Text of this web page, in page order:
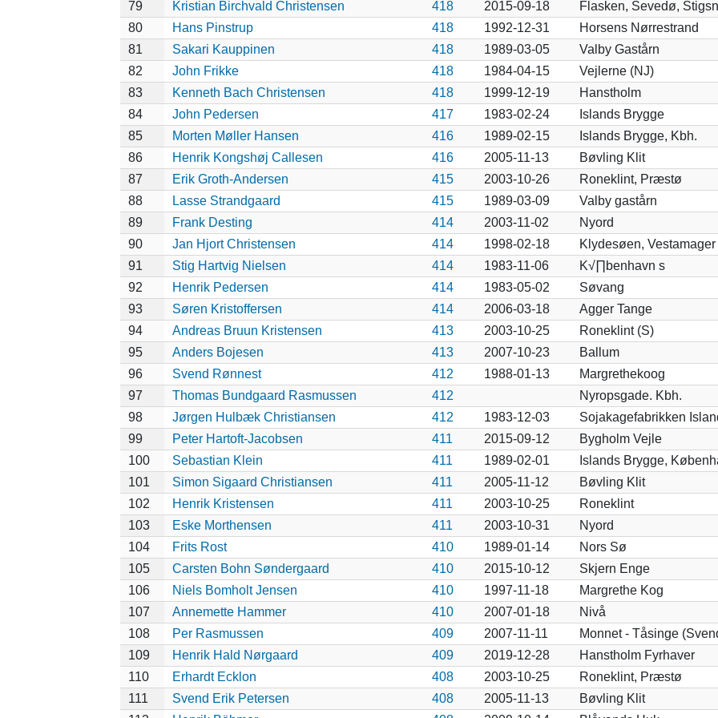
79 Kristian Birchvald Christensen 418 2015-09-18
Flasken, Sevedø,
80
Hans Pinstrup 418 1992-12-31
Horsens Nørrestrand
81
Sakari Kauppinen 418 1989-03-05
Valby Gastårn
82
John Frikke 418 1984-04-15
Vejlerne (NJ)
83
Kenneth Bach Christensen 418 1999-12-19
Hanstholm
84
John Pedersen 417 1983-02-24
Islands Brygge
85
Morten Møller Hansen 416 1989-02-15
Islands Brygge, Kbh.
86
Henrik Kongshøj Callesen 416 2005-11-13
Bøvling Klit
87
Erik Groth-Andersen 415 2003-10-26
Roneklint, Præstø
88
Lasse Strandgaard 415 1989-03-09
Valby gastårn
89
Frank Desting 414 2003-11-02
Nyord
90
Jan Hjort Christensen 414 1998-02-18
Klydesøen, Vestamager
91
Stig Hartvig Nielsen 414 1983-11-06
K√∏benhavn s
92
Henrik Pedersen 414 1983-05-02
Søvang
93
Søren Kristoffersen 414 2006-03-18
Agger Tange
94
Andreas Bruun Kristensen 413 2003-10-25
Roneklint (S)
95
Anders Bojesen 413 2007-10-23
Ballum
96
Svend Rønnest 412 1988-01-13
Margrethekoog
97
Thomas Bundgaard Rasmussen 412
Nyropsgade. Kbh.
98
Jørgen Hulbæk Christiansen 412 1983-12-03
Sojakagefabrikken
99
Peter Hartoft-Jacobsen 411 2015-09-12
Bygholm Vejle
100
Sebastian Klein 411 1989-02-01
Islands Brygge,
101
Simon Sigaard Christiansen 411 2005-11-12
Bøvling Klit
102
Henrik Kristensen 411 2003-10-25
Roneklint
103
Eske Morthensen 411 2003-10-31
Nyord
104
Frits Rost 410 1989-01-14
Nors Sø
105
Carsten Bohn Søndergaard 410 2015-10-12
Skjern Enge
106
Niels Bomholt Jensen 410 1997-11-18
Margrethe Kog
107
Annemette Hammer 410 2007-01-18
Nivå
108
Per Rasmussen 409 2007-11-11
Monnet - Tåsinge
109
Henrik Hald Nørgaard 409 2019-12-28
Hanstholm Fyrhaver
110
Erhardt Ecklon 408 2003-10-25
Roneklint, Præstø
111
Svend Erik Petersen 408 2005-11-13
Bøvling Klit